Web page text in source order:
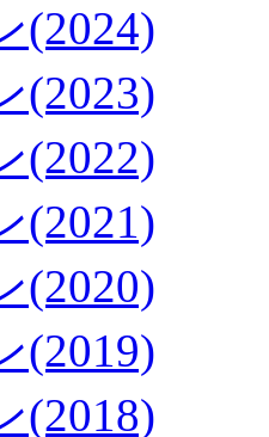
(2024)
(2023)
(2022)
(2021)
(2020)
(2019)
(2018)